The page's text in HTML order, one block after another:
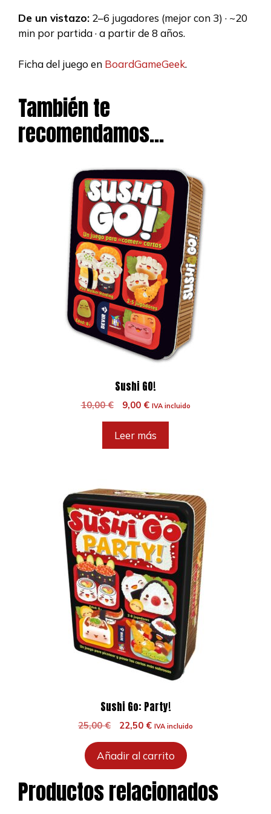
De un vistazo: 2–6 jugadores (mejor con 3) · ~20
min por partida · a partir de 8 años.
Ficha del juego en BoardGameGeek.
También te
recomendamos…
Sushi GO!
10,00€
El
original
era:
9,00 €El
actual
es:
IVA incluido
Leer más
Sushi Go: Party!
25,00€
El
original
era:
22,50 €El
actual
es:
IVA incluido
Añadir al carrito
Productos relacionados